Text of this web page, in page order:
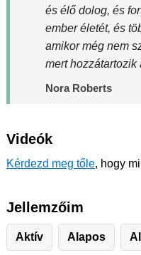
és élő dolog, és
ember életét, és
amikor még nem
mert hozzátartozik
Nora Roberts
Videók
Kérdezd meg tőle, hogy
Jellemzőim
Aktív Alapos